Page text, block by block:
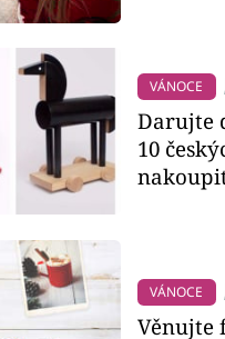
VÁNOCE
Darujte
10
VÁNOCE
Věnujte